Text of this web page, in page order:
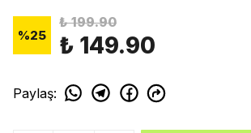
%25
₺ 199.90
₺ 149.90
Paylaş: